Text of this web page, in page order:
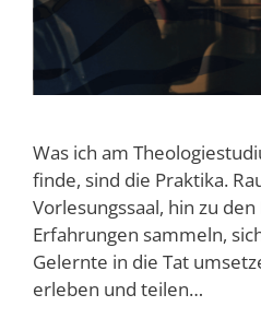
Was ich am
finde, sind die Praktika.
Vorlesungssaal, hin zu
Erfahrungen sammeln,
Gelernte in die Tat
erleben und teilen…